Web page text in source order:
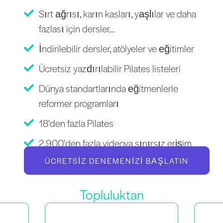
Sırt ağrısı, karın kasları, yaşlılar ve daha
fazlası için dersler...
İndirilebilir dersler, atölyeler ve eğitimler
Ücretsiz yazdırılabilir Pilates listeleri
Dünya standartlarında eğitmenlerle
reformer programları
18'den fazla Pilates
2.900'den fazla videoya sınırsız erişim
ÜCRETSIZ DENEMENIZI BAŞLATIN
Topluluktan